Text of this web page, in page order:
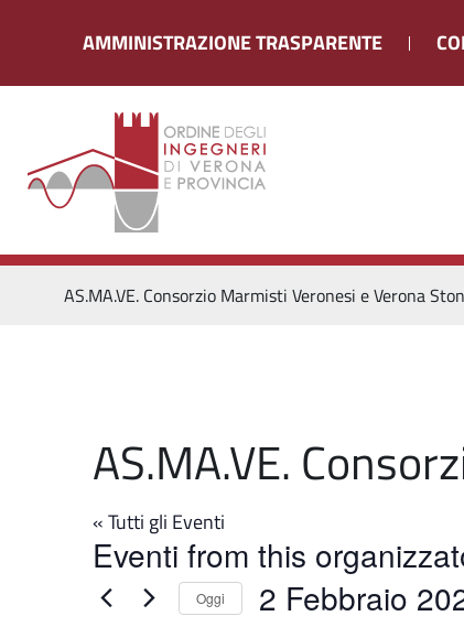
AMMINISTRAZIONE TRASPARENTE
AS.MA.VE. Consorzio Marmisti Veronesi e Verona
AS.MA.VE.
« Tutti gli Eventi
Eventi from this
Oggi 2 Febbraio